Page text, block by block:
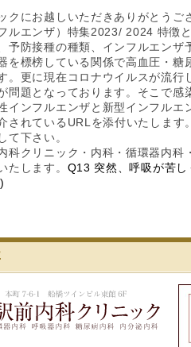
クにお越しいただきありがとうご
ルエンザ）特集2023/ 2024 特徴
予防接種の種類、インフルエン
を標榜している関係で高血圧・
。更に現在コロナウイルスが流
問題となっております。そこで
インフルエンザと新型インフル
されているURLを添付いたします。
て下さい。
科クリニック・内科・循環器内
たします。 Q13 突然、呼吸が苦
船橋